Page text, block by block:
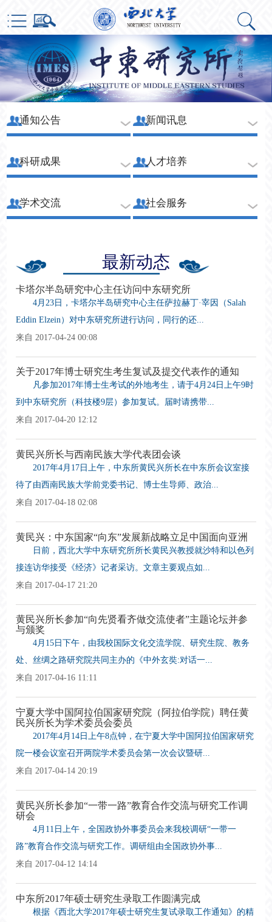
通知公告 新闻讯息
科研成果 人才培养
学术交流 社会服务
最新动态
卡塔尔半岛研究中心主任访问中东研究所
4月23日，卡塔尔半岛研究中心主任萨拉赫丁·宰因（Salah
Eddin Elzein）对中东研究所进行访问，同行的还...
来自 2017-04-24 00:08
关于2017年博士研究生考生复试及提交代表作的通知
凡参加2017年博士生考试的外地考生，请于4月24日上午9时
到中东研究所（科技楼9层）参加复试。届时请携带...
来自 2017-04-20 12:12
黄民兴所长与西南民族大学代表团会谈
2017年4月17日上午，中东所黄民兴所长在中东所会议室接
待了由西南民族大学前党委书记、博士生导师、政治...
来自 2017-04-18 02:08
黄民兴：中东国家“向东”发展新战略立足中国面向亚洲
日前，西北大学中东研究所所长黄民兴教授就沙特和以色列
接连访华接受《经济》记者采访。文章主要观点如...
来自 2017-04-17 21:20
黄民兴所长参加“向先贤看齐做交流使者”主题论坛并参
与颁奖
4月15日下午，由我校国际文化交流学院、研究生院、教务
处、丝绸之路研究院共同主办的《中外玄奘:对话一...
来自 2017-04-16 11:11
宁夏大学中国阿拉伯国家研究院（阿拉伯学院）聘任黄
民兴所长为学术委员会委员
2017年4月14日上午8点钟，在宁夏大学中国阿拉伯国家研究
院一楼会议室召开两院学术委员会第一次会议暨研...
来自 2017-04-14 20:19
黄民兴所长参加“一带一路”教育合作交流与研究工作调
研会
4月11日上午，全国政协外事委员会来我校调研“一带一
路”教育合作交流与研究工作。调研组由全国政协外事...
来自 2017-04-12 14:14
中东所2017年硕士研究生录取工作圆满完成
根据《西北大学2017年硕士研究生复试录取工作通知》的精